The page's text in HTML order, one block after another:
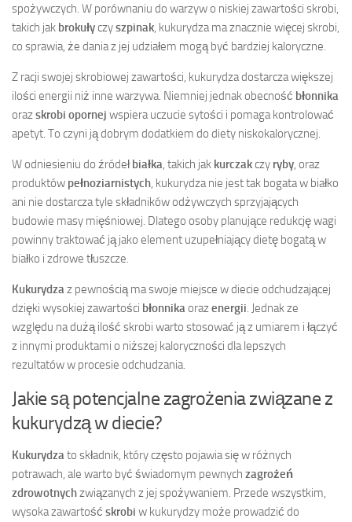
spożywczych. W porównaniu do warzyw o niskiej zawartości skrobi,
takich jak brokułyczyszpinak , kukurydza ma znacznie więcej skrobi,
co sprawia, że dania z jej udziałem mogą być bardziej kaloryczne.
Z racji swojej skrobiowej zawartości, kukurydza dostarcza większej
ilości energii niż inne warzywa. Niemniej jednak obecność błonnika
orazskrobi opornej wspiera uczucie sytości i pomaga kontrolować
apetyt. To czyni ją dobrym dodatkiem do diety niskokalorycznej.
W odniesieniu do źródełbiałka , takich jak kurczakczy ryby , oraz
produktów pełnoziarnistych , kukurydza nie jest tak bogata w białko
ani nie dostarcza tyle składników odżywczych sprzyjających
budowie masy mięśniowej. Dlatego osoby planujące redukcję wagi
powinny traktować ją jako element uzupełniający dietę bogatą w
białko i zdrowe tłuszcze.
Kukurydza z pewnością ma swoje miejsce w diecie odchudzającej
dzięki wysokiej zawartości błonnika orazenergii . Jednak ze
względu na dużą ilość skrobi warto stosować ją z umiarem i łączyć
z innymi produktami o niższej kaloryczności dla lepszych
rezultatów w procesie odchudzania.
Jakie są potencjalne zagrożenia związane z
kukurydzą w diecie?
Kukurydza to składnik, który często pojawia się w różnych
potrawach, ale warto być świadomym pewnych zagrożeń
zdrowotnychzwiązanych z jej spożywaniem. Przede wszystkim,
wysoka zawartość skrobi w kukurydzy może prowadzić do